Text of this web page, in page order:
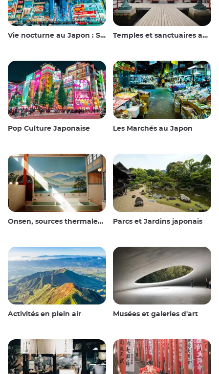
Vie nocturne au Japon : Sortir, voir et boire Temples et sanctuaires au Japon
Pop Culture Japonaise Les Marchés au Japon
Onsen, sources thermales et bains publics Parcs et Jardins japonais
Activités en plein air Musées et galeries d'art